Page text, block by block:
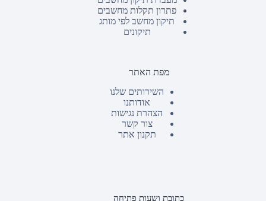
פתרון תקלות מחשבים
תיקון מחשב לפי מותג
תיקונים
מפת האתר
השירותים שלנו
אודותנו
הצהרת נגישות
צור קשר
תקנון אתר
כתובת ושעות פתיחה